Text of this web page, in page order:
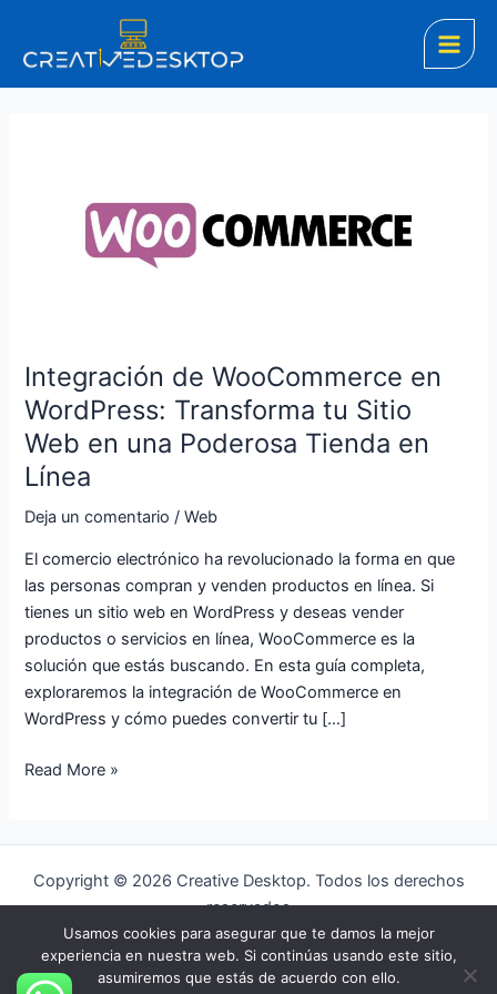
contenido
Main
Integración de WooCommerce en
WordPress: Transforma tu Sitio
Web en una Poderosa Tienda en
Línea
Deja un comentario /Web
El comercio electrónico ha revolucionado la forma en que
las personas compran y venden productos en línea. Si
tienes un sitio web en WordPress y deseas vender
productos o servicios en línea, WooCommerce es la
solución que estás buscando. En esta guía completa,
exploraremos la integración de WooCommerce en
WordPress y cómo puedes convertir tu […]
WooCommerce
WordPress:
Web
en
una
Poderosa
Tienda
Línea
Read More »
Copyright © 2026 Creative Desktop. Todos los derechos
reservados
Aviso legal
Política de Cookies
Usamos cookies para asegurar que te damos la mejor
experiencia en nuestra web. Si continúas usando este sitio,
asumiremos que estás de acuerdo con ello.